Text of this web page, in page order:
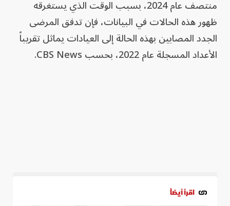
منتصف عام 2024، بسبب الوقت الذي يستغرقه
ظهور هذه الحالات في البيانات، فإن تدفق المرضى
الجدد المصابين بهذه الحالة إلى العيادات يماثل تقريباً
الأعداد المسجلة عام 2022، بحسب CBS News.
اقرأ أيضاً